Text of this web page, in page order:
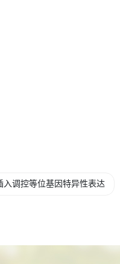
入调控等位基因特异性表达